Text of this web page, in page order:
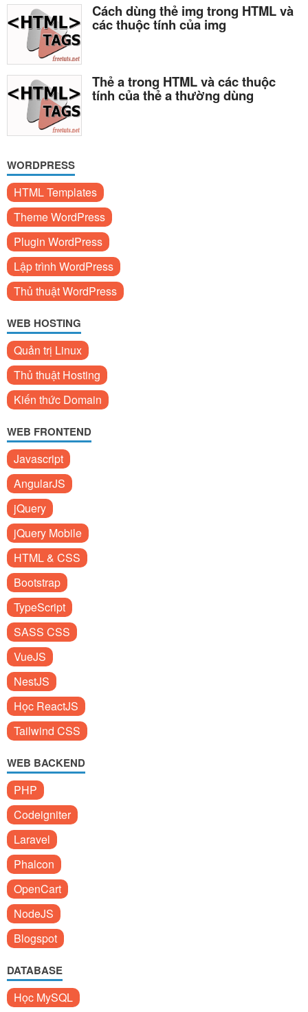
Cách dùng thẻ img trong HTML và
các thuộc tính của img
Thẻ a trong HTML và các thuộc
tính của thẻ a thường dùng
WORDPRESS
HTML Templates
Theme WordPress
Plugin WordPress
Lập trình WordPress
Thủ thuật WordPress
WEB HOSTING
Quản trị Linux
Thủ thuật Hosting
Kiến thức Domain
WEB FRONTEND
Javascript
AngularJS
jQuery
jQuery Mobile
HTML & CSS
Bootstrap
TypeScript
SASS CSS
VueJS
NestJS
Học ReactJS
Tailwind CSS
WEB BACKEND
PHP
Codeigniter
Laravel
Phalcon
OpenCart
NodeJS
Blogspot
DATABASE
Học MySQL